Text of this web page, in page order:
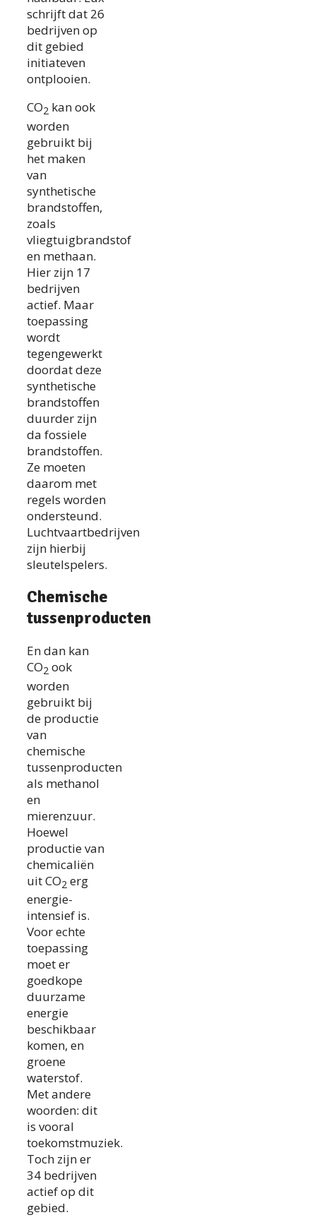
schrijft dat 26
bedrijven op
dit gebied
initiateven
ontplooien.
CO2 kan ook
worden
gebruikt bij
het maken
van
synthetische
brandstoffen,
zoals
vliegtuigbrandstof
en methaan.
Hier zijn 17
bedrijven
actief. Maar
toepassing
wordt
tegengewerkt
doordat deze
synthetische
brandstoffen
duurder zijn
da fossiele
brandstoffen.
Ze moeten
daarom met
regels worden
ondersteund.
Luchtvaartbedrijven
zijn hierbij
sleutelspelers.
Chemische
tussenproducten
En dan kan
CO2 ook
worden
gebruikt bij
de productie
van
chemische
tussenproducten
als methanol
en
mierenzuur.
Hoewel
productie van
chemicaliën
uit CO2 erg
energie-
intensief is.
Voor echte
toepassing
moet er
goedkope
duurzame
energie
beschikbaar
komen, en
groene
waterstof.
Met andere
woorden: dit
is vooral
toekomstmuziek.
Toch zijn er
34 bedrijven
actief op dit
gebied.